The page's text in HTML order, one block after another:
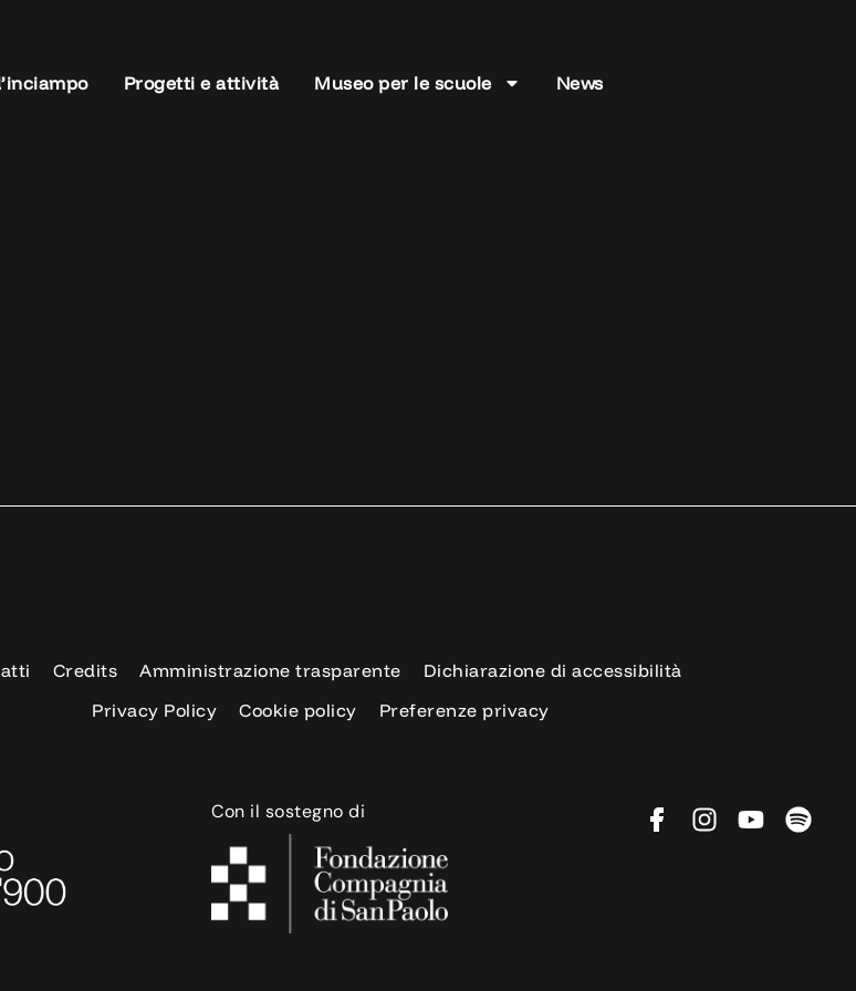
Progetti e attività Museo per le scuole News
Credits Amministrazione trasparente
Dichiarazione di accessibilità
Privacy Policy
Cookie policy Preferenze privacy
Con il sostegno di